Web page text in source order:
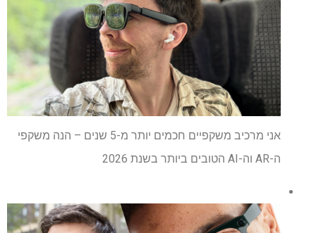
אני מרכיב משקפיים חכמים יותר מ-5 שנים – הנה משקפי
ה-AR וה-AI הטובים ביותר בשנת 2026